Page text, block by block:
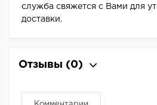
служба свяжется с Вами для
доставки.
Отзывы (0)